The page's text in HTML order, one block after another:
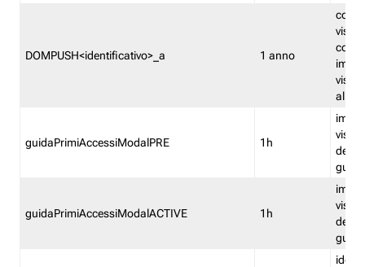
DOMPUSH<identificativo>_a 1 anno
guidaPrimiAccessiModalPRE 1h
della
guidaPrimiAccessiModalACTIVE 1h
della